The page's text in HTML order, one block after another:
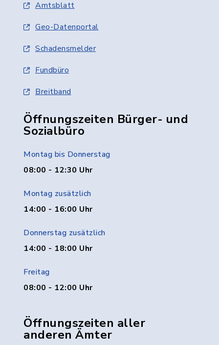
Amtsblatt
Geo-Datenportal
Schadensmelder
Fundbüro
Breitband
Öffnungszeiten Bürger- und
Sozialbüro
Montag bis Donnerstag
08:00 - 12:30 Uhr
Montag zusätzlich
14:00 - 16:00 Uhr
Donnerstag zusätzlich
14:00 - 18:00 Uhr
Freitag
08:00 - 12:00 Uhr
Öffnungszeiten aller
anderen Ämter